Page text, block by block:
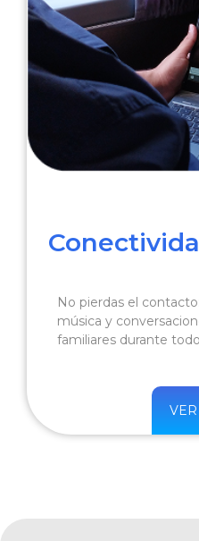
No pierdas el
música y
familiares durante